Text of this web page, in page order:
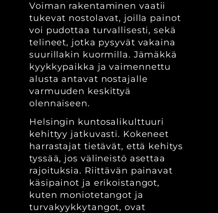
Voiman rakentaminen vaatii
tukevat nostolavat, joilla painot
voi pudottaa turvallisesti, sekä
telineet, jotka pysyvät vakaina
suurillakin kuormilla. Jämäkkä
kyykkypaikka ja vaimennettu
alusta antavat nostajalle
varmuuden keskittyä
olennaiseen.
Helsingin kuntosalikulttuuri
kehittyy jatkuvasti. Kokeneet
harrastajat tietävät, että kehitys
tyssää, jos välineistö asettaa
rajoituksia. Riittävän painavat
käsipainot ja erikoistangot,
kuten moniotetangot ja
turvakyykkytangot, ovat